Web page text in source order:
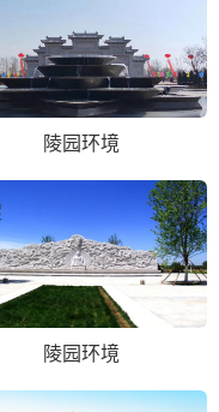
陵园环境
陵园环境